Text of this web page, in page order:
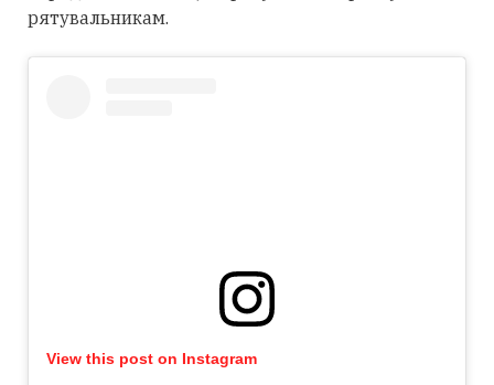
рятувальникам.
View this post on Instagram